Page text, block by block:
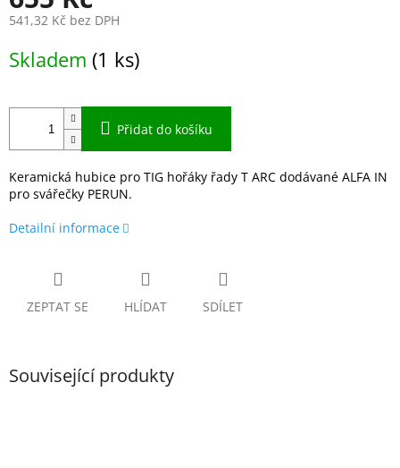
541,32 Kč bez DPH
cena:
Skladem (1 ks)
Přidat do košíku
Keramická hubice pro TIG hořáky řady T ARC dodávané ALFA IN
pro svářečky PERUN.
Detailní informace
ZEPTAT SE HLÍDAT SDÍLET
Související produkty